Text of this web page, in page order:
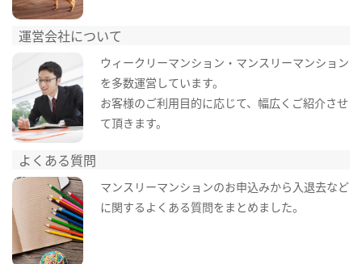
運営会社について
ウィークリーマンション・マンスリーマンション
を多数運営しています。
お客様のご利用目的に応じて、幅広くご紹介させ
て頂きます。
よくある質問
マンスリーマンションのお申込みから入退去など
に関するよくある質問をまとめました。